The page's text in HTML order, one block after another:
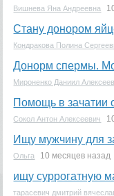
Вишнева Яна Андреевна
Стану донором
Кондракова Полина
Донорм спермы.
Мироненко Даниил
Помощь в зачатии
Сокол Антон Алексеевич
Ищу мужчину для
Ольга 10 месяцев назад
ищу суррогатную
тарасевич дмитрий